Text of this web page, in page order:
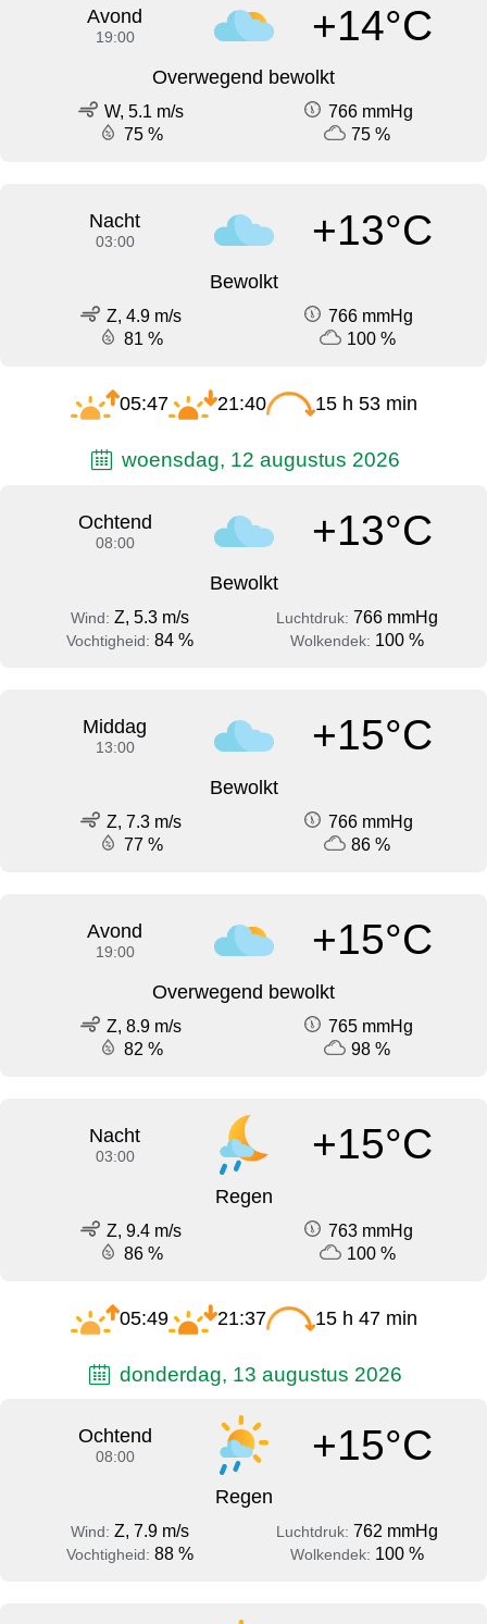
Avond
19:00 +14°C
Overwegend bewolkt
W, 5.1 m/s
766 mmHg
75 %
75 %
Nacht
03:00 +13°C
Bewolkt
Z, 4.9 m/s
766 mmHg
81 %
100 %
05:47 21:40 15 h 53 min
woensdag, 12 augustus 2026
Ochtend
08:00 +13°C
Bewolkt
Wind: Z, 5.3 m/s Luchtdruk: 766 mmHg
Vochtigheid: 84 % Wolkendek: 100 %
Middag
13:00 +15°C
Bewolkt
Z, 7.3 m/s
766 mmHg
77 %
86 %
Avond
19:00 +15°C
Overwegend bewolkt
Z, 8.9 m/s
765 mmHg
82 %
98 %
Nacht
03:00 +15°C
Regen
Z, 9.4 m/s
763 mmHg
86 %
100 %
05:49 21:37 15 h 47 min
donderdag, 13 augustus 2026
Ochtend
08:00 +15°C
Regen
Wind: Z, 7.9 m/s Luchtdruk: 762 mmHg
Vochtigheid: 88 % Wolkendek: 100 %